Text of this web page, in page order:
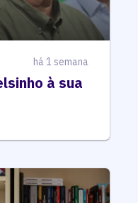
há 1 semana
à sua